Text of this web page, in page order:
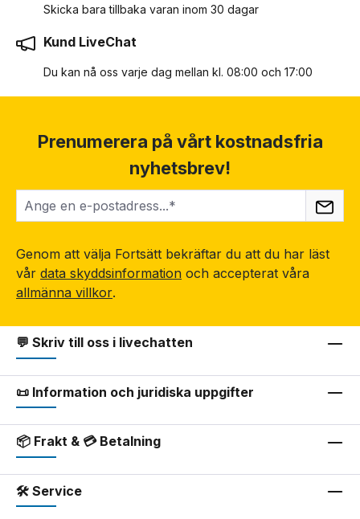
Skicka bara tillbaka varan inom 30 dagar
Kund LiveChat
Du kan nå oss varje dag mellan kl. 08:00 och 17:00
Prenumerera på vårt kostnadsfria
nyhetsbrev!
Genom att välja Fortsätt bekräftar du att du har läst
vår data skyddsinformation och accepterat våra
allmänna villkor.
💬 Skriv till oss i livechatten
📜 Information och juridiska uppgifter
📦 Frakt & 💳 Betalning
🛠 Service